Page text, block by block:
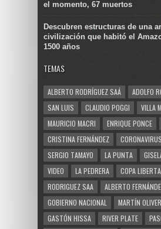
el momento, 67 muertos
Descubren estructuras de una
civilización que habitó el
1500 años
TEMAS
ALBERTO RODRÍGUEZ SAÁ
ADOLFO
SAN LUIS
CLAUDIO POGGI
VILLA
MAURICIO MACRI
ENRIQUE PONCE
CRISTINA FERNÁNDEZ
CORONAVIRUS
SERGIO TAMAYO
LA PUNTA
VIDEO
LA PEDRERA
COPA
RODRIGUEZ SAA
ALBERTO
GOBIERNO NACIONAL
MARTÍN
GASTÓN HISSA
RIVER PLATE